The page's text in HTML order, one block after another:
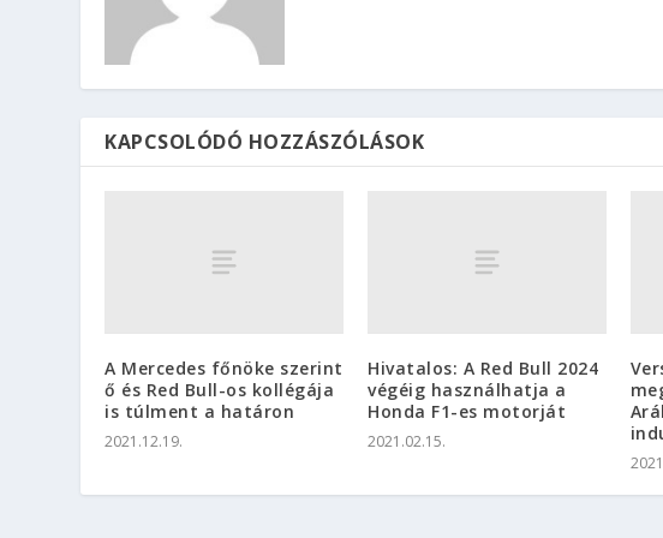
KAPCSOLÓDÓ HOZZÁSZÓLÁSOK
A Mercedes főnöke szerint
ő és Red Bull-os kollégája
is túlment a határon
2021.12.19.
Hivatalos: A Red Bull 2024
végéig használhatja a
Honda F1-es motorját
2021.02.15.